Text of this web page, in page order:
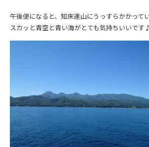
午後便になると、知床連山にうっすらかかって
スカッと青空と青い海がとても気持ちいいです♪